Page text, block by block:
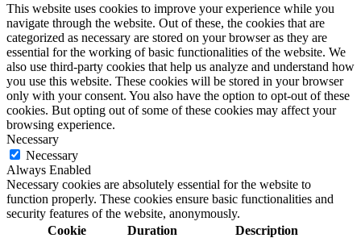
This website uses cookies to improve your experience while you
navigate through the website. Out of these, the cookies that are
categorized as necessary are stored on your browser as they are
essential for the working of basic functionalities of the website. We
also use third-party cookies that help us analyze and understand how
you use this website. These cookies will be stored in your browser
only with your consent. You also have the option to opt-out of these
cookies. But opting out of some of these cookies may affect your
browsing experience.
Necessary
Necessary
Always Enabled
Necessary cookies are absolutely essential for the website to
function properly. These cookies ensure basic functionalities and
security features of the website, anonymously.
Cookie
Duration Description